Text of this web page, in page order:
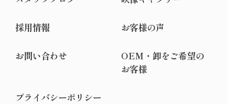
採用情報 お客様の声
お問い合わせ
OEM・卸をご希望の
お客様
プライバシーポリシー